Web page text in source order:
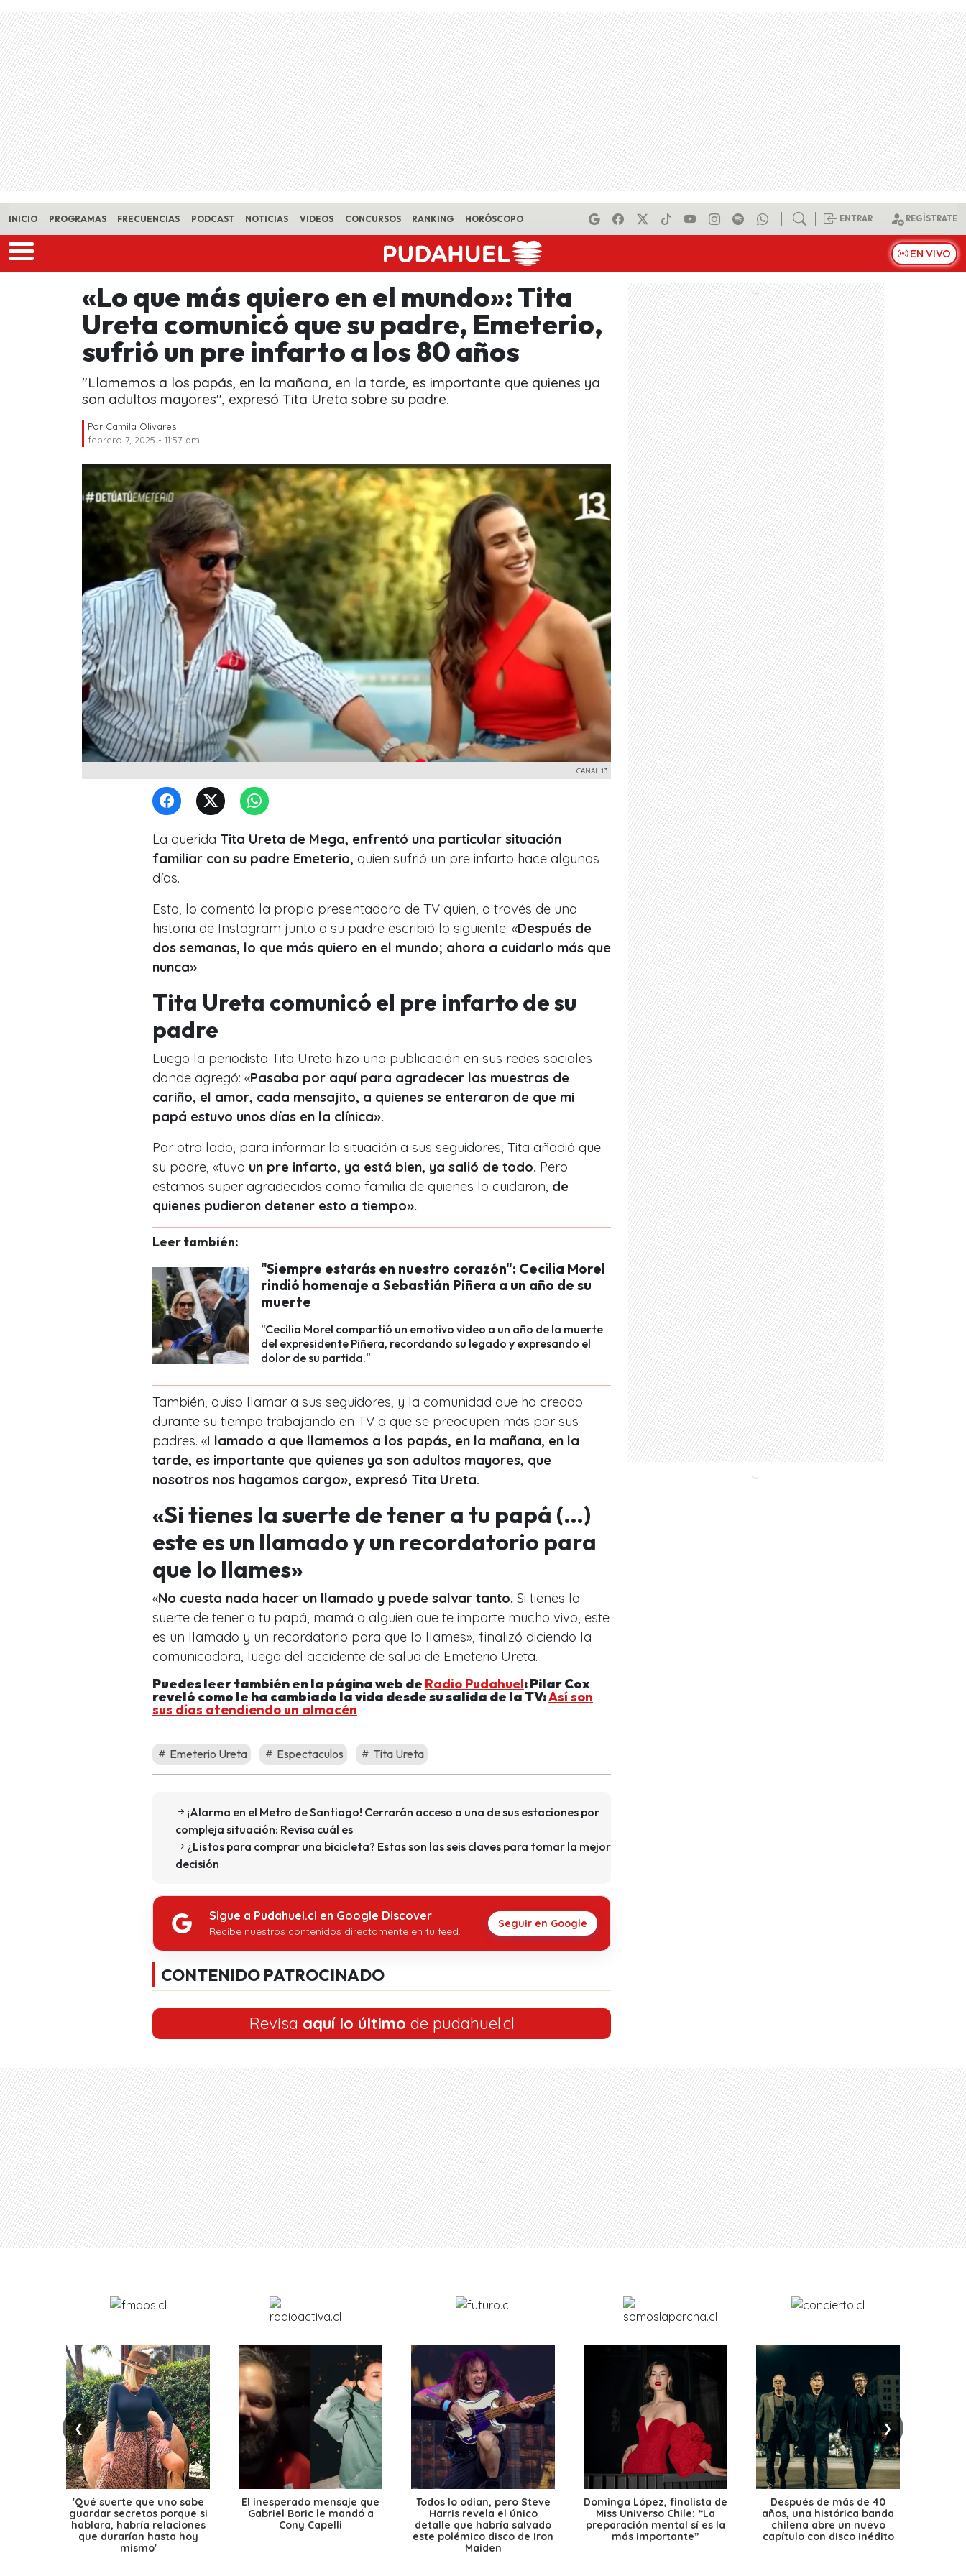
Skip to main content
INICIO PROGRAMAS FRECUENCIAS PODCAST NOTICIAS VIDEOS CONCURSOS RANKING HORÓSCOPO ENTRAR REGÍSTRATE
EN VIVO
«Lo que más quiero en el mundo»: Tita
Ureta comunicó que su padre, Emeterio,
sufrió un pre infarto a los 80 años
"Llamemos a los papás, en la mañana, en la tarde, es importante que quienes ya
son adultos mayores", expresó Tita Ureta sobre su padre.
Por Camila Olivares
febrero 7, 2025 - 11:57 am
CANAL 13
La querida Tita Ureta de Mega, enfrentó una particular situación
familiar con su padre Emeterio, quien sufrió un pre infarto hace algunos
días.
Esto, lo comentó la propia presentadora de TV quien, a través de una
historia de Instagram junto a su padre escribió lo siguiente: «Después de
dos semanas, lo que más quiero en el mundo; ahora a cuidarlo más que
nunca».
Tita Ureta comunicó el pre infarto de su
padre
Luego la periodista Tita Ureta hizo una publicación en sus redes sociales
donde agregó: «Pasaba por aquí para agradecer las muestras de
cariño, el amor, cada mensajito, a quienes se enteraron de que mi
papá estuvo unos días en la clínica».
Por otro lado, para informar la situación a sus seguidores, Tita añadió que
su padre, «tuvo un pre infarto, ya está bien, ya salió de todo. Pero
estamos super agradecidos como familia de quienes lo cuidaron, de
quienes pudieron detener esto a tiempo».
Leer también:
"Siempre estarás en nuestro corazón": Cecilia Morel
rindió homenaje a Sebastián Piñera a un año de su
muerte
"Cecilia Morel compartió un emotivo video a un año de la muerte
del expresidente Piñera, recordando su legado y expresando el
dolor de su partida."
También, quiso llamar a sus seguidores, y la comunidad que ha creado
durante su tiempo trabajando en TV a que se preocupen más por sus
padres. «L lamado a que llamemos a los papás, en la mañana, en la
tarde, es importante que quienes ya son adultos mayores, que
nosotros nos hagamos cargo», expresó Tita Ureta.
«Si tienes la suerte de tener a tu papá (…)
este es un llamado y un recordatorio para
que lo llames»
«No cuesta nada hacer un llamado y puede salvar tanto. Si tienes la
suerte de tener a tu papá, mamá o alguien que te importe mucho vivo, este
es un llamado y un recordatorio para que lo llames», finalizó diciendo la
comunicadora, luego del accidente de salud de Emeterio Ureta.
Puedes leer también en la página web de Radio Pudahuel: Pilar Cox
reveló como le ha cambiado la vida desde su salida de la TV:Así son
sus días atendiendo un almacén
Emeterio Ureta Espectaculos Tita Ureta
¡Alarma en el Metro de Santiago! Cerrarán acceso a una de sus estaciones por
compleja situación: Revisa cuál es
¿Listos para comprar una bicicleta? Estas son las seis claves para tomar la mejor
decisión
Sigue a Pudahuel.cl en Google Discover
Recibe nuestros contenidos directamente en tu feed.
Seguir en Google
CONTENIDO PATROCINADO
Revisa aquí lo último de pudahuel.cl
❮ ❯
'Qué suerte que uno sabe
guardar secretos porque si
hablara, habría relaciones
que durarían hasta hoy
mismo'
El inesperado mensaje que
Gabriel Boric le mandó a
Cony Capelli
Todos lo odian, pero Steve
Harris revela el único
detalle que habría salvado
este polémico disco de Iron
Maiden
Dominga López, finalista de
Miss Universo Chile: “La
preparación mental sí es la
más importante”
Después de más de 40
años, una histórica banda
chilena abre un nuevo
capítulo con disco inédito